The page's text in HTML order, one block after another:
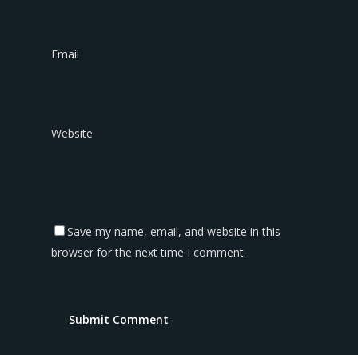
Email
Website
Save my name, email, and website in this
browser for the next time I comment.